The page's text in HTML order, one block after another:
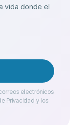
vida donde el
electrónicos
Privacidad y los